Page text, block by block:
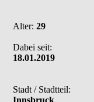
Alter: 29
Dabei seit:
18.01.2019
Stadt / Stadtteil:
Innsbruck